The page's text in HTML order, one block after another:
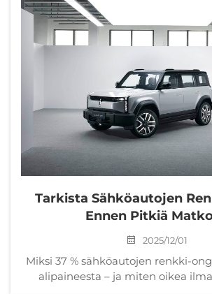
Tarkista Sähköautojen
Ennen Pitkiä
2025/12/01
Miksi 37 % sähköautojen renkki-
alipaineesta – ja miten oikea